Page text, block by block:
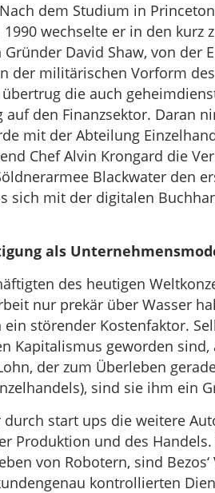
dem Studium in
wechselte er in den kurz
Gründer David Shaw, von der
der militärischen Vorform des
die auch
auf den Finanzsektor. Daran
mit der Abteilung
Chef Alvin Krongard die
Blackwater den
sich mit der digitalen
als
des heutigen
nur prekär über Wasser
störender Kostenfaktor.
Kapitalismus geworden
der zum Überleben
sind sie ihm ein
start ups die weitere
Produktion und des
von Robotern, sind
kontrollierten